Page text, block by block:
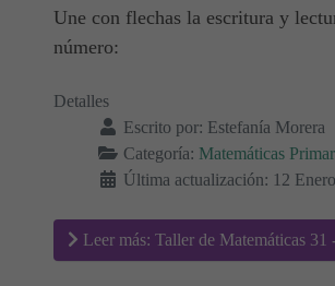
Une con flechas la escritura y
número:
Detalles
Escrito por: Estefanía Morera
Categoría: Matemáticas
Última actualización: 12
Leer más: Taller de Matemáticas 31